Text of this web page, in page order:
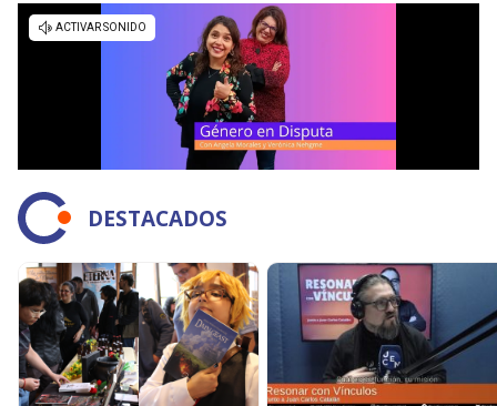
DESTACADOS